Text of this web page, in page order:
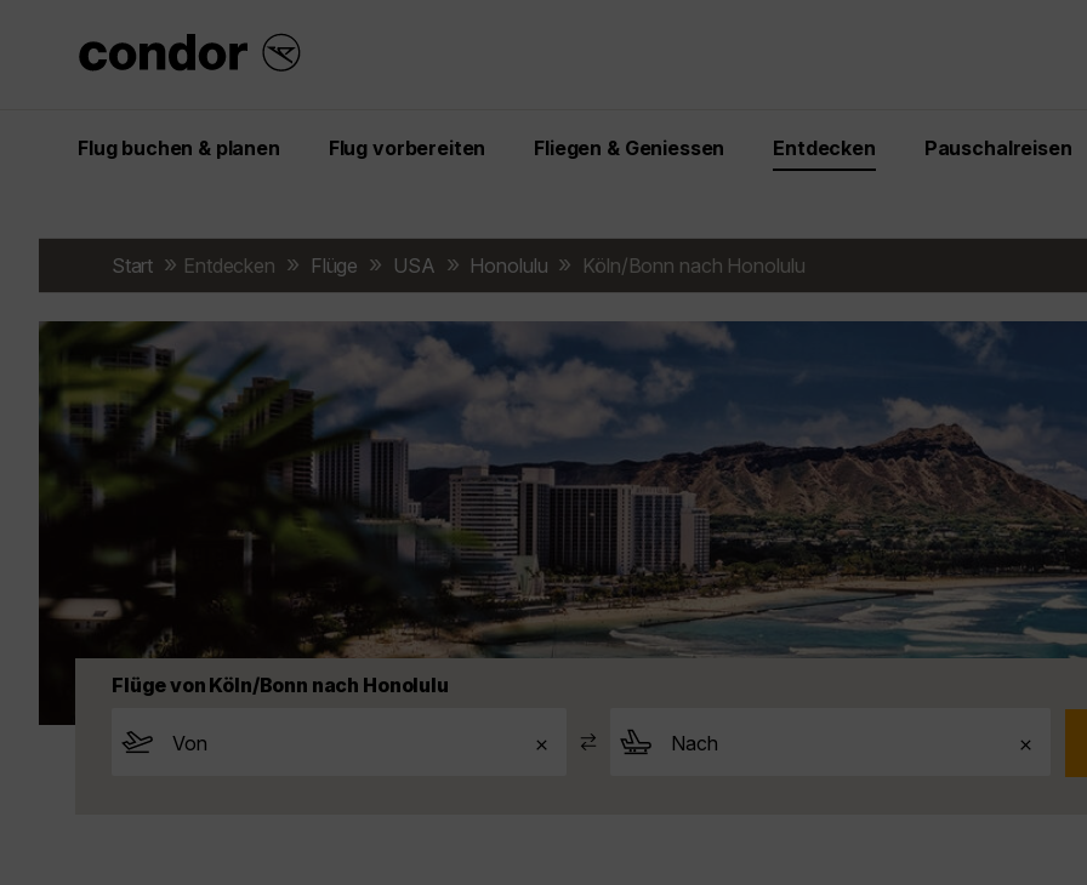
Flug buchen & planen Flug vorbereiten Fliegen & Geniessen Entdecken Pauschalreisen
Start Entdecken Flüge USA Honolulu Köln/Bonn nach Honolulu
Flüge von Köln/Bonn nach Honolulu